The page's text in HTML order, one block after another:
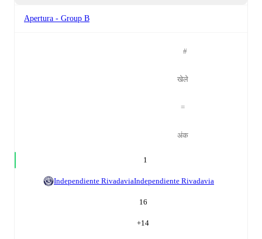
Apertura - Group B
#
खेले
=
अंक
1
Independiente RivadaviaIndependiente Rivadavia
16
+14